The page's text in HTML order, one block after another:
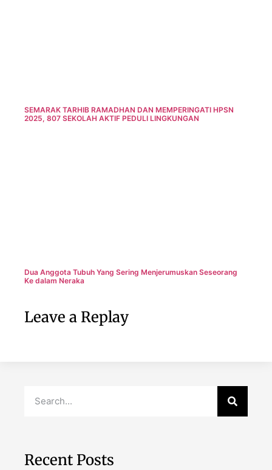
SEMARAK TARHIB RAMADHAN DAN MEMPERINGATI HPSN
2025, 807 SEKOLAH AKTIF PEDULI LINGKUNGAN
Dua Anggota Tubuh Yang Sering Menjerumuskan Seseorang
Ke dalam Neraka
Leave a Replay
Recent Posts